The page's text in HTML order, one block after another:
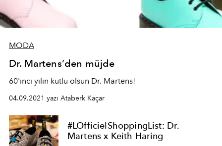
MODA
Dr. Martens’den müjde
60'ıncı yılın kutlu olsun Dr. Martens!
04.09.2021 yazı Ataberk Kaçar
#LOfficielShoppingList: Dr.
Martens x Keith Haring